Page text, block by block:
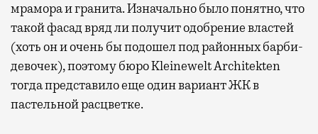
мрамора и гранита. Изначально было понятно, что
такой фасад вряд ли получит одобрение властей
(хоть он и очень бы подошел под районных барби-
девочек), поэтому бюро Kleinewelt Architekten
тогда представило еще один вариант ЖК в
пастельной расцветке.